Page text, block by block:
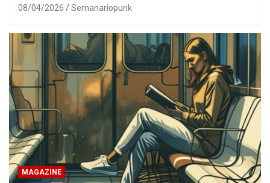
08/04/2026 Semanariopunk
MAGAZINE